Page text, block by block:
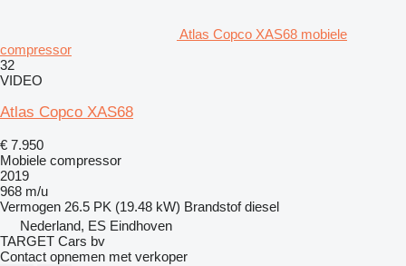
Atlas Copco XAS68 mobiele
compressor
32
VIDEO
Atlas Copco XAS68
€ 7.950
Mobiele compressor
2019
968 m/u
Vermogen 26.5 PK (19.48 kW) Brandstof diesel
Nederland, ES Eindhoven
TARGET Cars bv
Contact opnemen met verkoper